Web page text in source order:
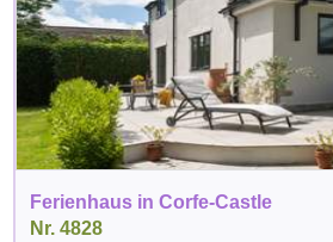
Ferienhaus in Corfe-Castle
Nr. 4828